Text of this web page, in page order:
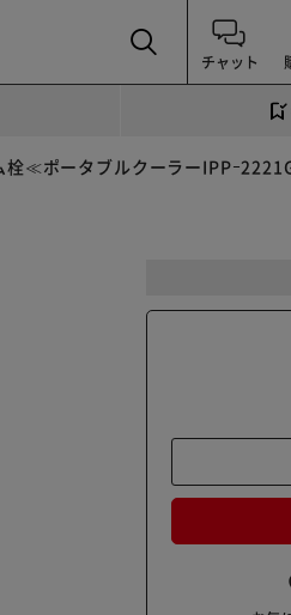
チャット
栓≪ポータブルクーラーIPPｰ